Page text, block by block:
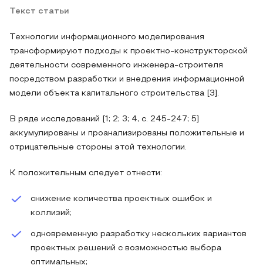
Текст статьи
Технологии информационного моделирования
трансформируют подходы к проектно-конструкторской
деятельности современного инженера-строителя
посредством разработки и внедрения информационной
модели объекта капитального строительства [3].
В ряде исследований [1; 2; 3; 4, с. 245-247; 5]
аккумулированы и проанализированы положительные и
отрицательные стороны этой технологии.
К положительным следует отнести:
снижение количества проектных ошибок и
коллизий;
одновременную разработку нескольких вариантов
проектных решений с возможностью выбора
оптимальных;